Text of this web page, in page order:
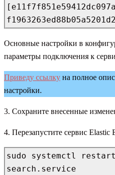
Основные настройки в
параметры подключения к
Приведу ссылку на полное
настройки.
3. Сохраните внесенные
4. Перезапустите сервис Elastic
sudo systemctl
search.service